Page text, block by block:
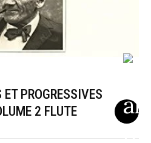
PROGRESSIVES
2 FLUTE